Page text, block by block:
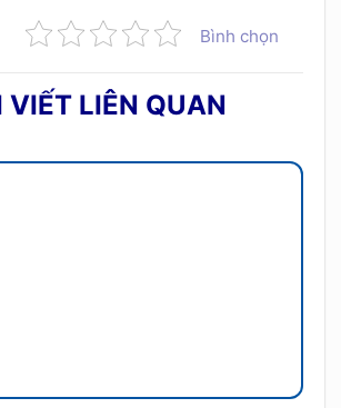
Bình chọn
VIẾT LIÊN QUAN